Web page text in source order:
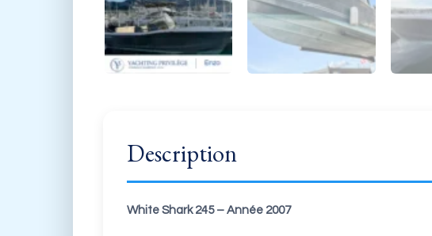
Description
White Shark 245 – Année 2007